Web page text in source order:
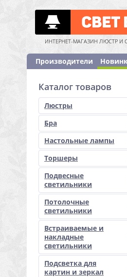
ИНТЕРНЕТ-МАГАЗИН ЛЮСТР И
Производители
Каталог товаров
Люстры
Бра
Настольные лампы
Торшеры
Подвесные
светильники
Потолочные
светильники
Встраиваемые и
накладные
светильники
Подсветка для
картин и зеркал